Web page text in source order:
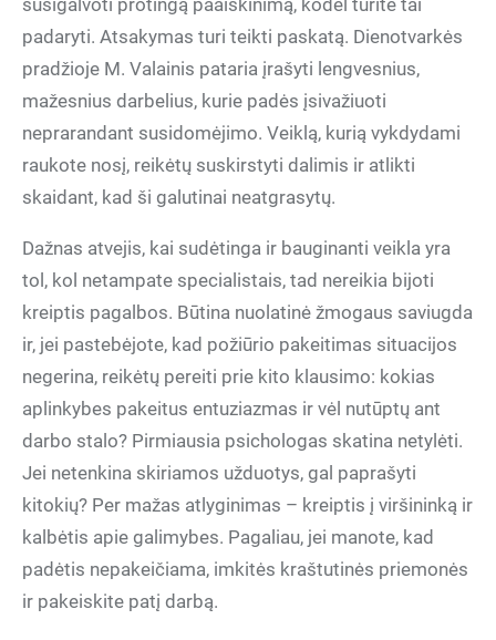
susigalvoti protingą paaiškinimą, kodėl turite tai
padaryti. Atsakymas turi teikti paskatą. Dienotvarkės
pradžioje M. Valainis pataria įrašyti lengvesnius,
mažesnius darbelius, kurie padės įsivažiuoti
neprarandant susidomėjimo. Veiklą, kurią vykdydami
raukote nosį, reikėtų suskirstyti dalimis ir atlikti
skaidant, kad ši galutinai neatgrasytų.
Dažnas atvejis, kai sudėtinga ir bauginanti veikla yra
tol, kol netampate specialistais, tad nereikia bijoti
kreiptis pagalbos. Būtina nuolatinė žmogaus saviugda
ir, jei pastebėjote, kad požiūrio pakeitimas situacijos
negerina, reikėtų pereiti prie kito klausimo: kokias
aplinkybes pakeitus entuziazmas ir vėl nutūptų ant
darbo stalo? Pirmiausia psichologas skatina netylėti.
Jei netenkina skiriamos užduotys, gal paprašyti
kitokių? Per mažas atlyginimas – kreiptis į viršininką ir
kalbėtis apie galimybes. Pagaliau, jei manote, kad
padėtis nepakeičiama, imkitės kraštutinės priemonės
ir pakeiskite patį darbą.